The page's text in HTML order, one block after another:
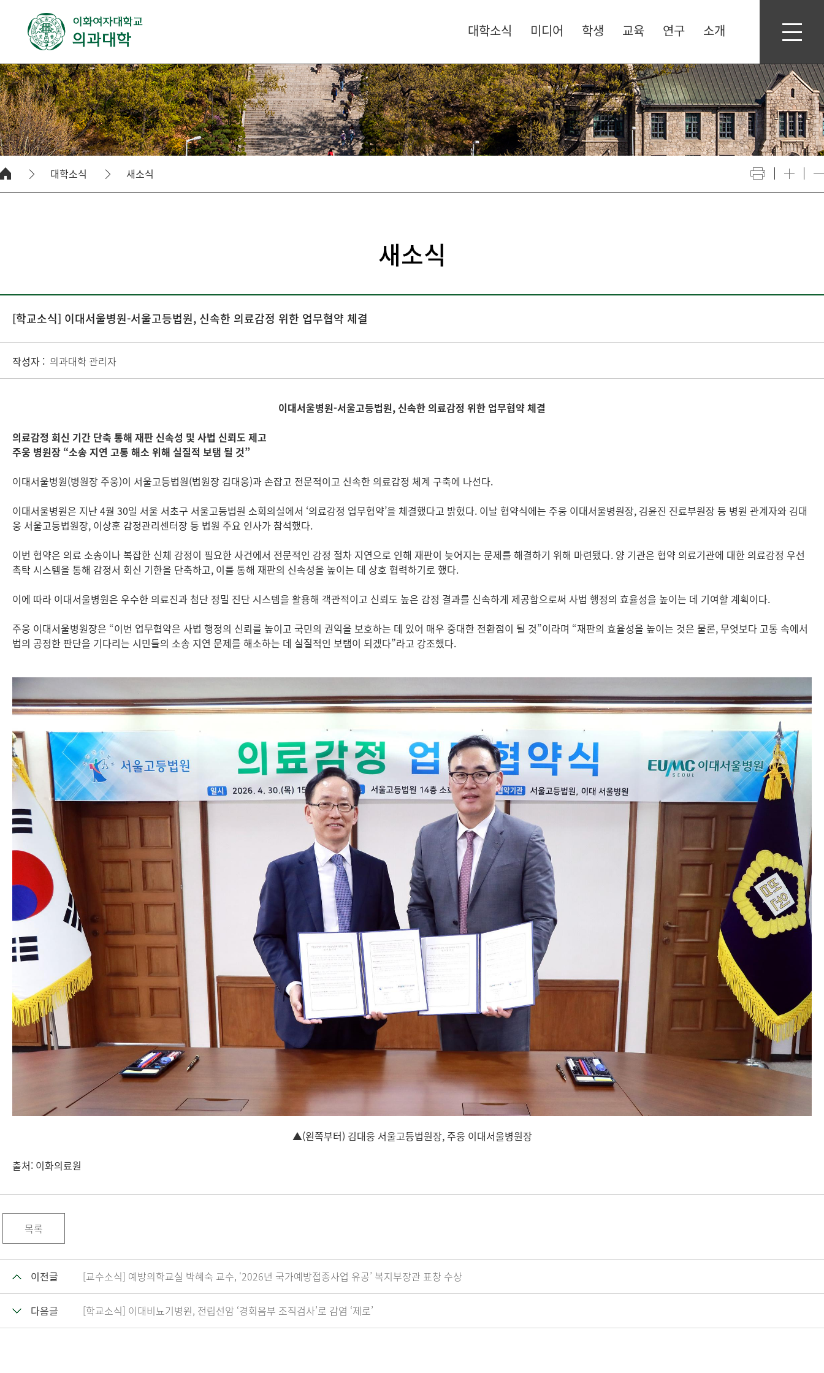
대학소식 미디어 학생 교육 연구 소개
대학소식 새소식
새소식
[학교소식] 이대서울병원-서울고등법원, 신속한 의료감정 위한 업무협약 체결
작성자 : 의과대학 관리자
이대서울병원-서울고등법원, 신속한 의료감정 위한 업무협약 체결
의료감정 회신 기간 단축 통해 재판 신속성 및 사법 신뢰도 제고
주웅 병원장 “소송 지연 고통 해소 위해 실질적 보탬 될 것”
이대서울병원(병원장 주웅)이 서울고등법원(법원장 김대웅)과 손잡고 전문적이고 신속한 의료감정 체계 구축에 나선다.
이대서울병원은 지난 4월 30일 서울 서초구 서울고등법원 소회의실에서 ‘의료감정 업무협약’을 체결했다고 밝혔다. 이날 협약식에는 주웅 이대서울병원장, 김윤진 진료부원장 등 병원 관계자와 김대
웅 서울고등법원장, 이상훈 감정관리센터장 등 법원 주요 인사가 참석했다.
이번 협약은 의료 소송이나 복잡한 신체 감정이 필요한 사건에서 전문적인 감정 절차 지연으로 인해 재판이 늦어지는 문제를 해결하기 위해 마련됐다. 양 기관은 협약 의료기관에 대한 의료감정 우선
촉탁 시스템을 통해 감정서 회신 기한을 단축하고, 이를 통해 재판의 신속성을 높이는 데 상호 협력하기로 했다.
이에 따라 이대서울병원은 우수한 의료진과 첨단 정밀 진단 시스템을 활용해 객관적이고 신뢰도 높은 감정 결과를 신속하게 제공함으로써 사법 행정의 효율성을 높이는 데 기여할 계획이다.
주웅 이대서울병원장은 “이번 업무협약은 사법 행정의 신뢰를 높이고 국민의 권익을 보호하는 데 있어 매우 중대한 전환점이 될 것”이라며 “재판의 효율성을 높이는 것은 물론, 무엇보다 고통 속에서
법의 공정한 판단을 기다리는 시민들의 소송 지연 문제를 해소하는 데 실질적인 보탬이 되겠다”라고 강조했다.
▲(왼쪽부터) 김대웅 서울고등법원장, 주웅 이대서울병원장
출처: 이화의료원
목록
이전글 [교수소식] 예방의학교실 박혜숙 교수, ‘2026년 국가예방접종사업 유공’ 복지부장관 표창 수상
다음글 [학교소식] 이대비뇨기병원, 전립선암 ‘경회음부 조직검사’로 감염 ‘제로’